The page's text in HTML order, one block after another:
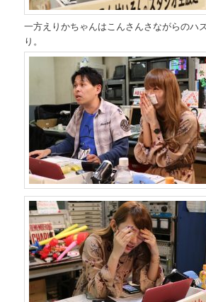
一方えりかちゃんはこんさんさながらのハ
り。